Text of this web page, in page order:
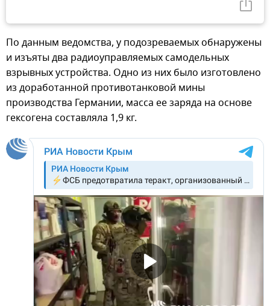
По данным ведомства, у подозреваемых обнаружены
и изъяты два радиоуправляемых самодельных
взрывных устройства. Одно из них было изготовлено
из доработанной противотанковой мины
производства Германии, масса ее заряда на основе
гексогена составляла 1,9 кг.